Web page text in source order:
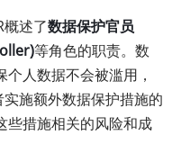
述了数据保护官员
等角色的职责。数
人数据不会被滥用，
施额外数据保护措施的
些措施相关的风险和成